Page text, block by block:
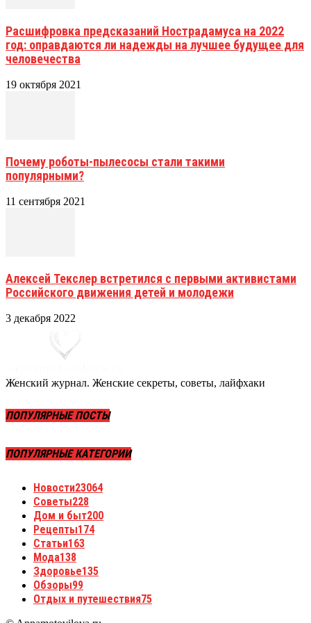
Расшифровка предсказаний Нострадамуса на 2022
год: оправдаются ли надежды на лучшее будущее для
человечества
19 октября 2021
Почему роботы-пылесосы стали такими
популярными?
11 сентября 2021
Алексей Текслер встретился с первыми активистами
Российского движения детей и молодежи
3 декабря 2022
Женский журнал. Женские секреты, советы, лайфхаки
ПОПУЛЯРНЫЕ ПОСТЫ
ПОПУЛЯРНЫЕ КАТЕГОРИИ
Новости23064
Советы228
Дом и быт200
Рецепты174
Статьи163
Мода138
Здоровье135
Обзоры99
Отдых и путешествия75